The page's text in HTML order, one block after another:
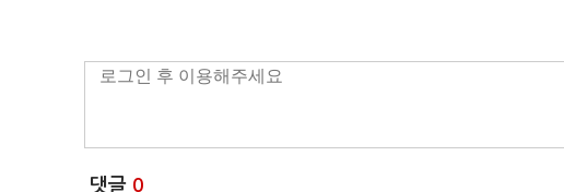
댓글 0